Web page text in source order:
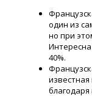
один из
но при
40%.